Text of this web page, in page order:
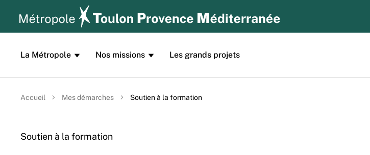
Aller au contenu principal
La Métropole Nos missions Les grands projets
Accueil Mes démarches Soutien à la formation
Soutien à la formation
Panneau de gestion des cookies